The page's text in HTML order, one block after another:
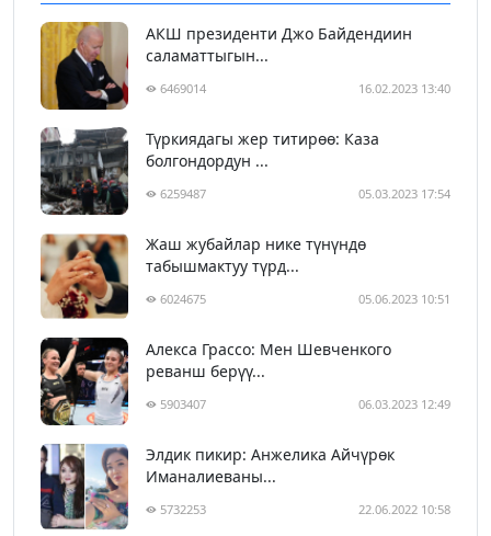
АКШ президенти Джо Байдендиин
саламаттыгын...
6469014 16.02.2023 13:40
Түркиядагы жер титирөө: Каза
болгондордун ...
6259487 05.03.2023 17:54
Жаш жубайлар нике түнүндө
табышмактуу түрд...
6024675 05.06.2023 10:51
Алекса Грассо: Мен Шевченкого
реванш берүү...
5903407 06.03.2023 12:49
Элдик пикир: Анжелика Айчүрөк
Иманалиеваны...
5732253 22.06.2022 10:58